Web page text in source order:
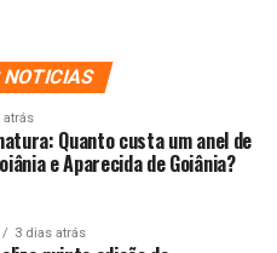
atrás
Quanto custa um anel de
e Aparecida de Goiânia?
3 dias atrás